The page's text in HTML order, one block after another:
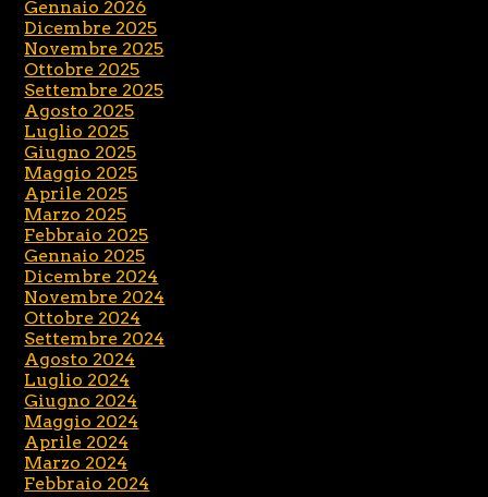
Gennaio 2026
Dicembre 2025
Novembre 2025
Ottobre 2025
Settembre 2025
Agosto 2025
Luglio 2025
Giugno 2025
Maggio 2025
Aprile 2025
Marzo 2025
Febbraio 2025
Gennaio 2025
Dicembre 2024
Novembre 2024
Ottobre 2024
Settembre 2024
Agosto 2024
Luglio 2024
Giugno 2024
Maggio 2024
Aprile 2024
Marzo 2024
Febbraio 2024